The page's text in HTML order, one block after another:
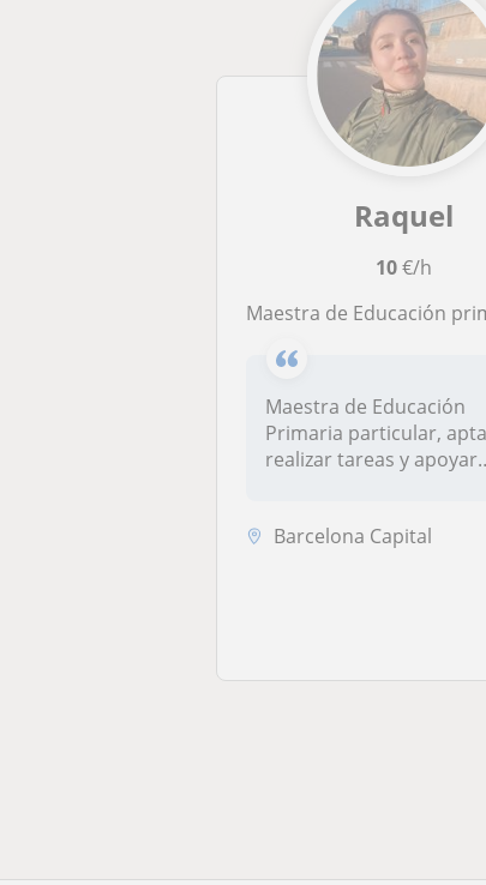
Raquel
10€/h
Maestra de Educación primaria, apta para ayudar a los niños con sus deberes
Maestra de Educación
Primaria particular,
realizar tareas y apoyar
Barcelona Capital